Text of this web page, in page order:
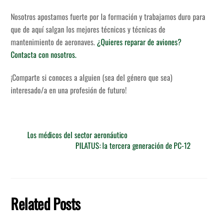
Nosotros apostamos fuerte por la formación y trabajamos duro para
que de aquí salgan los mejores técnicos y técnicas de
mantenimiento de aeronaves. ¿Quieres reparar de aviones?
Contacta con nosotros.
¡Comparte si conoces a alguien (sea del género que sea)
interesado/a en una profesión de futuro!
Los médicos del sector aeronáutico
PILATUS: la tercera generación de PC-12
Related Posts